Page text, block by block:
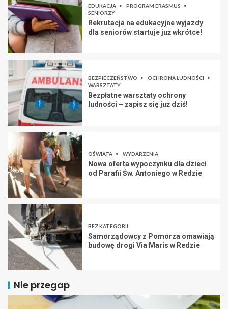
EDUKACJA
PROGRAM ERASMUS
SENIORZY
Rekrutacja na edukacyjne wyjazdy
dla seniorów startuje już wkrótce!
BEZPIECZEŃSTWO
OCHRONA LUDNOŚCI
WARSZTATY
Bezpłatne warsztaty ochrony
ludności – zapisz się już dziś!
OŚWIATA WYDARZENIA
Nowa oferta wypoczynku dla dzieci
od Parafii Św. Antoniego w Redzie
BEZ KATEGORII
Samorządowcy z Pomorza omawiają
budowę drogi Via Maris w Redzie
Nie przegap